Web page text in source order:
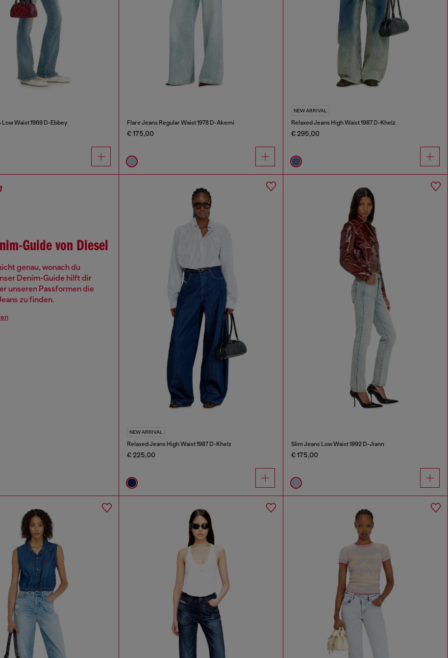
Waist 1969 D-Ebbey Flare Jeans Regular Waist 1978 D-Akemi
€ 175,00
NEW ARRIVAL
Relaxed Jeans High Waist 1987 D-Khelz
€ 295,00
Guide von Diesel
genau, wonach du
Denim-Guide hilft dir
unseren Passformen die
zu finden.
NEW ARRIVAL
Relaxed Jeans High Waist 1987 D-Khelz
€ 225,00
Slim Jeans Low Waist 1992 D-Jiann
€ 175,00